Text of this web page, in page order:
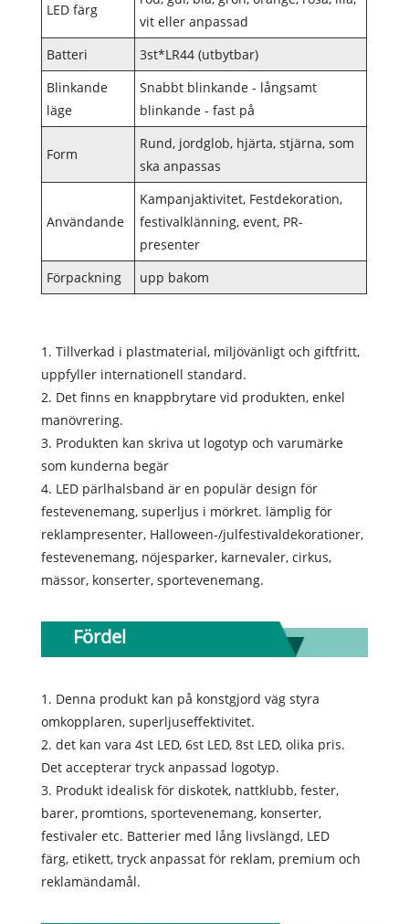
LED färg
vit eller anpassad
Batteri
3st*LR44 (utbytbar)
Blinkande
läge
Snabbt blinkande - långsamt
blinkande - fast på
Form
Rund, jordglob, hjärta, stjärna, som
ska anpassas
Användande
Kampanjaktivitet, Festdekoration,
festivalklänning, event, PR-
presenter
Förpackning
upp bakom
1. Tillverkad i plastmaterial, miljövänligt och giftfritt,
uppfyller internationell standard.
2. Det finns en knappbrytare vid produkten, enkel
manövrering.
3. Produkten kan skriva ut logotyp och varumärke
som kunderna begär
4. LED pärlhalsband är en populär design för
festevenemang, superljus i mörkret. lämplig för
reklampresenter, Halloween-/julfestivaldekorationer,
festevenemang, nöjesparker, karnevaler, cirkus,
mässor, konserter, sportevenemang.
Fördel
1. Denna produkt kan på konstgjord väg styra
omkopplaren, superljuseffektivitet.
2. det kan vara 4st LED, 6st LED, 8st LED, olika pris.
Det accepterar tryck anpassad logotyp.
3. Produkt idealisk för diskotek, nattklubb, fester,
barer, promtions, sportevenemang, konserter,
festivaler etc. Batterier med lång livslängd, LED
färg, etikett, tryck anpassat för reklam, premium och
reklamändamål.